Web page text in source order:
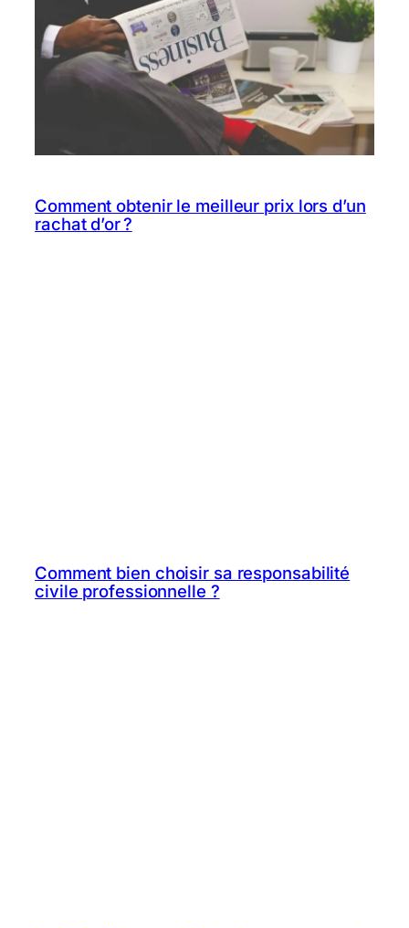
Comment obtenir le meilleur prix lors d’un
rachat d’or ?
Comment bien choisir sa responsabilité
civile professionnelle ?